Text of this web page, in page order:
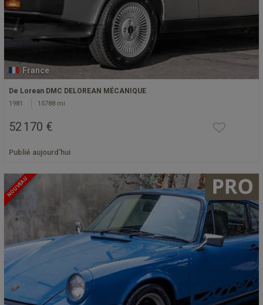
France
De Lorean DMC DELOREAN MÉCANIQUE
1981 15788 mi
52 170 €
Publié aujourd'hui
NOUVEAU